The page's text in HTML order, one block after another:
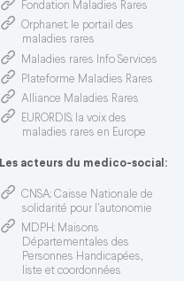
Fondation Maladies Rares
Orphanet: le portail des
maladies rares
Maladies rares Info Services
Plateforme Maladies Rares
Alliance Maladies Rares
EURORDIS: la voix des
maladies rares en Europe
Les acteurs du medico-social:
CNSA: Caisse Nationale de
solidarité pour l'autonomie
MDPH: Maisons
Départementales des
Personnes Handicapées,
liste et coordonnées